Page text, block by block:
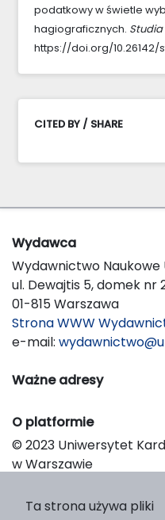
podatkowy w świetle
hagiograficznych.
https://doi.org/10.26142/
CITED BY / SHARE
Wydawca
Wydawnictwo Naukowe
ul. Dewajtis 5, domek nr
01-815 Warszawa
Strona WWW
e-mail:
Ważne adresy
O platformie
© 2023 Uniwersytet
w Warszawie
Platform & Workflow by
Ta strona używa pliki